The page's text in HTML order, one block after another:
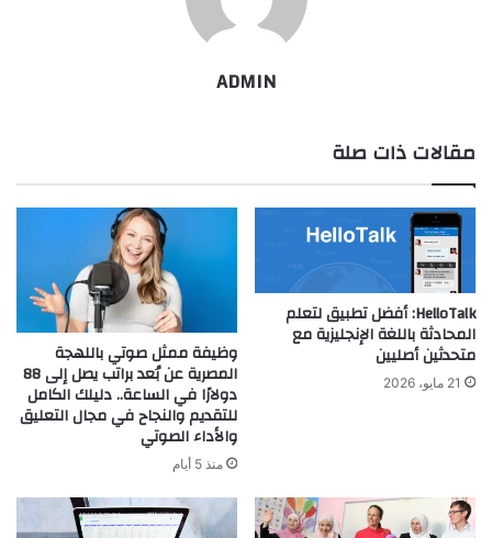
ADMIN
مقالات ذات صلة
HelloTalk: أفضل تطبيق لتعلم
المحادثة باللغة الإنجليزية مع
متحدثين أصليين
21 مايو، 2026
وظيفة ممثل صوتي باللهجة
المصرية عن بُعد براتب يصل إلى 88
دولارًا في الساعة.. دليلك الكامل
للتقديم والنجاح في مجال التعليق
والأداء الصوتي
منذ 5 أيام